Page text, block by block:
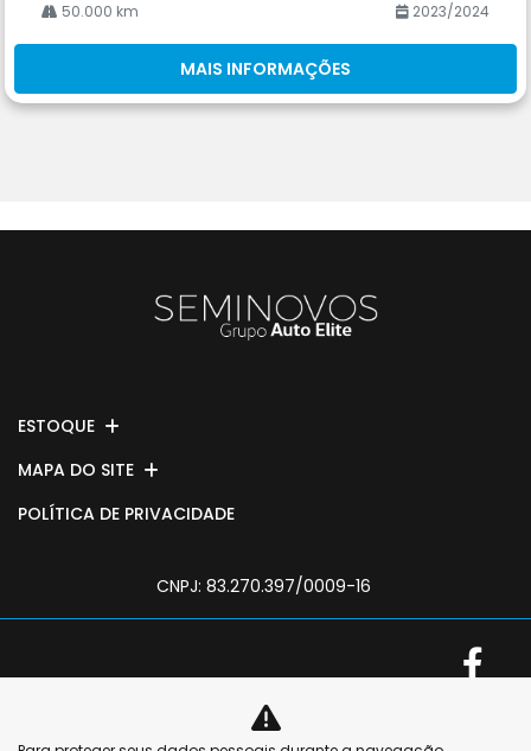
50.000 km 2023/2024
MAIS INFORMAÇÕES
ESTOQUE
MAPA DO SITE
POLÍTICA DE PRIVACIDADE
CNPJ: 83.270.397/0009-16